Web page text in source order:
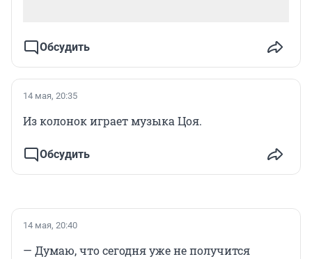
Обсудить
14 мая, 20:35
Из колонок играет музыка Цоя.
Обсудить
14 мая, 20:40
— Думаю, что сегодня уже не получится